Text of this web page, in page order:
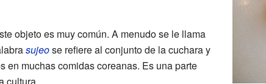
objeto es muy común. A menudo se le llama
sujeose refiere al conjunto de la cuchara y
en muchas comidas coreanas. Es una parte